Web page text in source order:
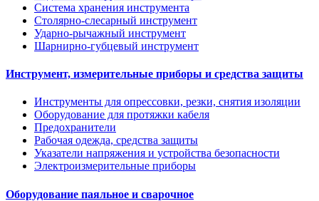
Система хранения инструмента
Столярно-слесарный инструмент
Ударно-рычажный инструмент
Шарнирно-губцевый инструмент
Инструмент, измерительные приборы и средства защиты
Инструменты для опрессовки, резки, снятия изоляции
Оборудование для протяжки кабеля
Предохранители
Рабочая одежда, средства защиты
Указатели напряжения и устройства безопасности
Электроизмерительные приборы
Оборудование паяльное и сварочное